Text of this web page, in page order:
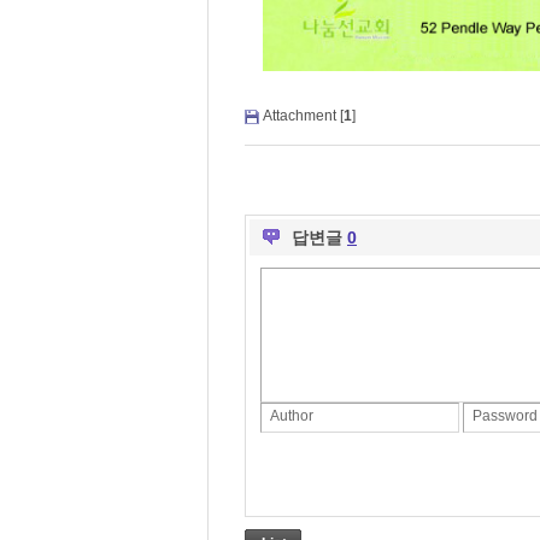
Attachment [1]
답변글 0
Author Password